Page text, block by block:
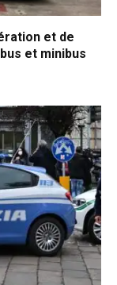
et de
et minibus